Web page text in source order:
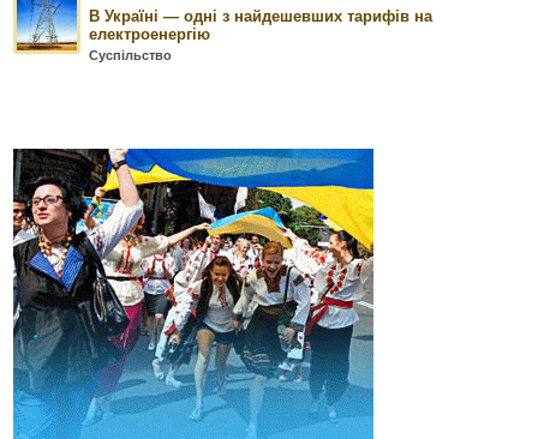
В Україні — одні з найдешевших тарифів на
електроенергію
Суспільство